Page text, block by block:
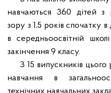
навчаються 360 дітей з
зору з 1,5 років спочатку
в середньоосвітній
закінчення 9 класу.
З 15 випускників цього
навчання в